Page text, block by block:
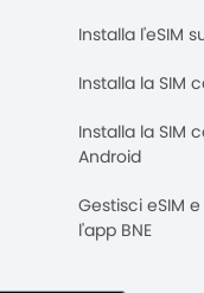
Installa l'eSIM
Installa la SIM
Installa la SIM
Android
Gestisci eSIM
l'app BNE